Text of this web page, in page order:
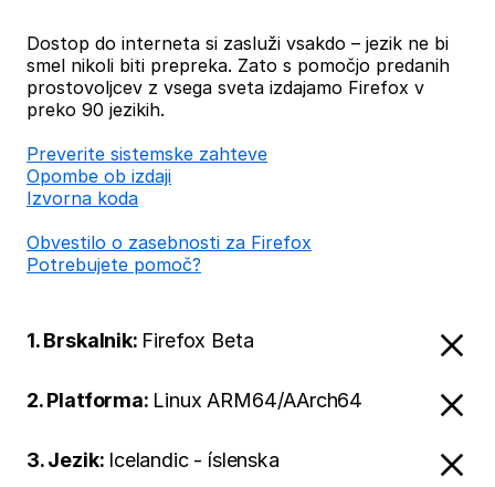
Dostop do interneta si zasluži vsakdo – jezik ne bi
smel nikoli biti prepreka. Zato s pomočjo predanih
prostovoljcev z vsega sveta izdajamo Firefox v
preko 90 jezikih.
Preverite sistemske zahteve
Opombe ob izdaji
Izvorna koda
Obvestilo o zasebnosti za Firefox
Potrebujete pomoč?
1. Brskalnik: Firefox Beta
2. Platforma: Linux ARM64/AArch64
3. Jezik: Icelandic - íslenska